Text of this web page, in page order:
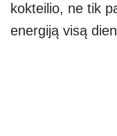
kokteilio, ne tik
energiją visą